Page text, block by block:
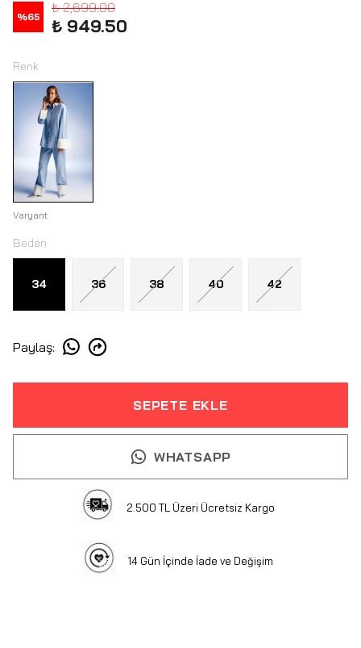
%65
₺ 2,699.00
₺ 949.50
Renk
Varyant
Beden
34 36 38 40 42
Paylaş:
SEPETE EKLE
WHATSAPP
2.500 TL Üzeri Ücretsiz Kargo
14 Gün İçinde İade ve Değişim